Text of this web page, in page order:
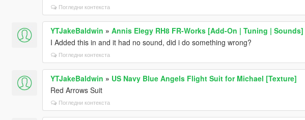
Погледни контекста
YTJakeBaldwin » Annis Elegy RH8 FR-Works [Add-On | Tuning | Sounds]
I Added this in and it had no sound, did i do something wrong?
Погледни контекста
YTJakeBaldwin » US Navy Blue Angels Flight Suit for Michael [Texture]
Red Arrows Suit
Погледни контекста